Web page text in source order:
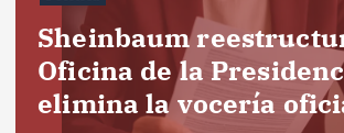
Sheinbaum
Oficina de la
elimina la vocería